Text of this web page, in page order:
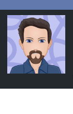
Aller
au
contenu